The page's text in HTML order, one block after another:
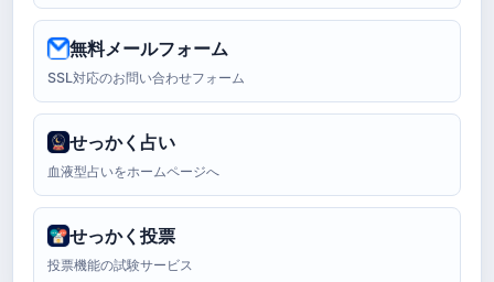
無料メールフォーム
SSL対応のお問い合わせフォーム
せっかく占い
血液型占いをホームページへ
せっかく投票
投票機能の試験サービス